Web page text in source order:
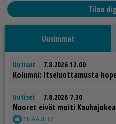
Tilaa
Uusimmat
Uutiset 7.8.2026 12.00
Ko­lum­ni: It­se­luot­ta­mus­ta
Uutiset 7.8.2026 7.30
Nuo­ret ei­vät moi­ti